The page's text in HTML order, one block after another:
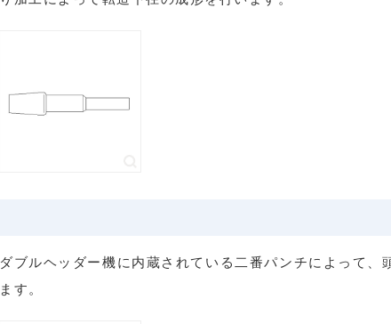
ダブルヘッダー機に内蔵されている二番パンチによって
ます。